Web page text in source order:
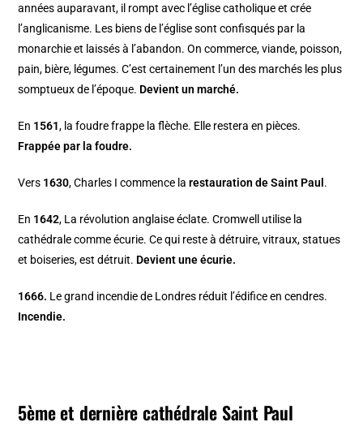
années auparavant, il rompt avec l’église catholique et crée
l’anglicanisme. Les biens de l’église sont confisqués par la
monarchie et laissés à l’abandon. On commerce, viande, poisson,
pain, bière, légumes. C’est certainement l’un des marchés les plus
somptueux de l’époque. Devient un marché.
En 1561, la foudre frappe la flèche. Elle restera en pièces.
Frappée par la foudre.
Vers 1630, Charles I commence larestauration de Saint Paul .
En 1642, La révolution anglaise éclate. Cromwell utilise la
cathédrale comme écurie. Ce qui reste à détruire, vitraux, statues
et boiseries, est détruit. Devient une écurie.
1666. Le grand incendie de Londres réduit l’édifice en cendres.
Incendie.
5ème et dernière cathédrale Saint Paul